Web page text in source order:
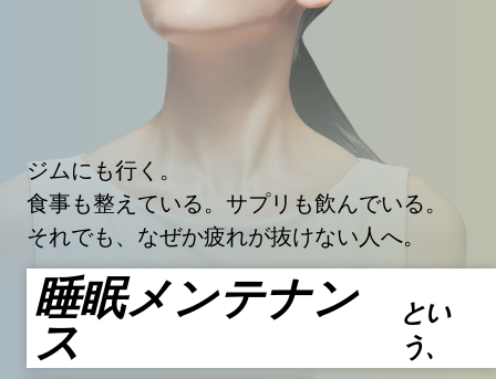
ジムにも行く。
食事も整えている。サプリも飲んでいる。
それでも、なぜか疲れが抜けない人へ。
睡眠メンテナン
ス
とい
う、